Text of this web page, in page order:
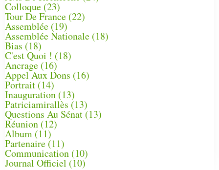
Colloque (23)
Tour De France (22)
Assemblée (19)
Assemblée Nationale (18)
Bias (18)
C'est Quoi ! (18)
Ancrage (16)
Appel Aux Dons (16)
Portrait (14)
Inauguration (13)
Patriciamirallès (13)
Questions Au Sénat(13)
Réunion (12)
Album (11)
Partenaire(11)
Communication (10)
Journal Officiel (10)